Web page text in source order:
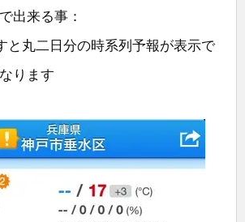
出来る事：
と丸二日分の時系列予報が表示で
ります